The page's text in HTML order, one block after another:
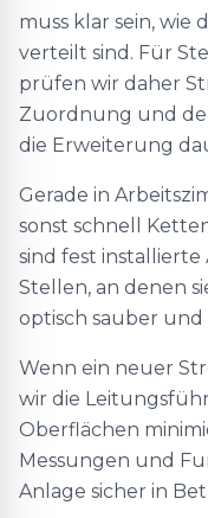
muss klar sein, wie
verteilt sind. Für
prüfen wir daher
Zuordnung und
die Erweiterung
Gerade in
sonst schnell
sind fest
Stellen, an denen
optisch sauber
Wenn ein neuer
wir die
Oberflächen
Messungen und
Anlage sicher in